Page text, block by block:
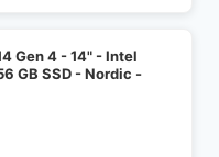
Gen 4 - 14" - Intel
GB SSD - Nordic -